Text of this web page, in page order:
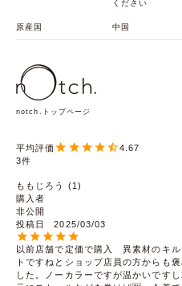
ください
原産国 中国
notch.トップページ
4.67
3
ももじろう
1
購入者
非公開
投稿日
2025/03/03
以前店舗で定価で購入　異素材のキ
トですねとショップ店員の方からも
した。ノーカラーですが温かいです